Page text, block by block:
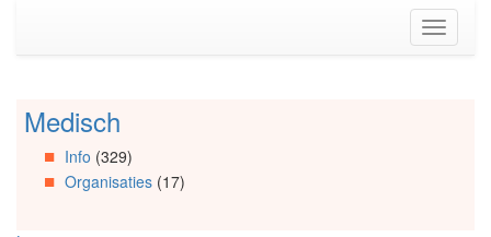
Toggle
Spring
Artikels
Spring
Medisch
Info (329)
Organisaties(17)